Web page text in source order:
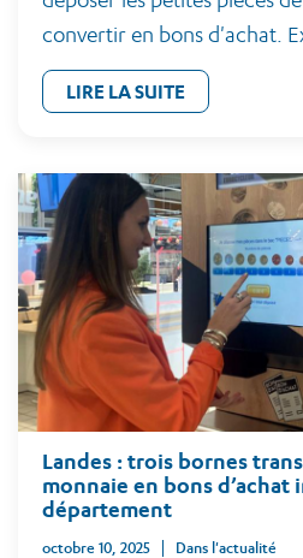
convertir en bons d'achat.
LIRE LA SUITE
Landes : trois bornes
monnaie en bons d’achat
département
octobre 10, 2025 Dans l'actualité